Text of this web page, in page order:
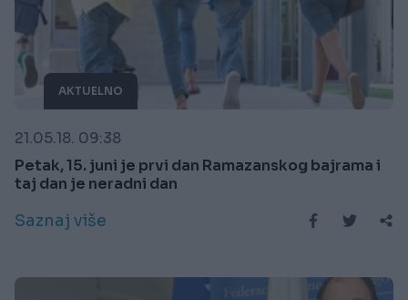
AKTUELNO
21.05.18. 09:38
Petak, 15. juni je prvi dan Ramazanskog bajrama i
taj dan je neradni dan
Saznaj više